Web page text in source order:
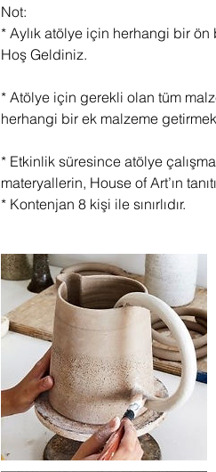
Not:
* Aylık atölye için herhangi bir ön
Hoş Geldiniz.
* Atölye için gerekli olan tüm
herhangi bir ek malzeme
* Etkinlik süresince atölye
materyallerin, House of Art’ın
* Kontenjan 8 kişi ile sınırlıdır.